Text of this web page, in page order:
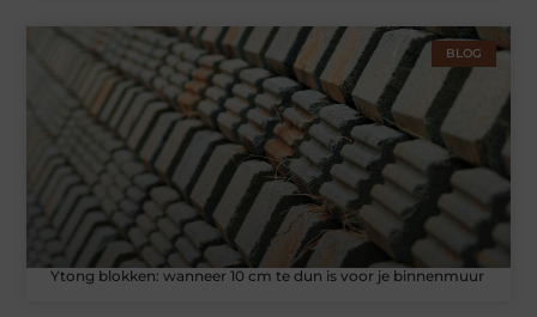
BLOG
Ytong blokken: wanneer 10 cm te dun is voor je binnenmuur